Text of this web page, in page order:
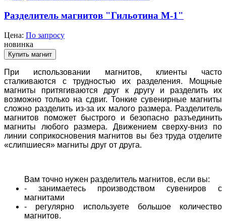
Разделитель магнитов "Гильотина М-1"
Цена: По запросу
новинка
При использовании магнитов, клиенты часто
сталкиваются с трудностью их разделения. Мощные
магниты притягиваются друг к другу и разделить их
возможно только на сдвиг. Тонкие сувенирные магниты
сложно разделить из-за их малого размера. Разделитель
магнитов поможет быстрого и безопасно разъединить
магниты любого размера. Движением сверху-вниз по
линии соприкосновения магнитов вы без труда отделите
«слипшиеся» магниты друг от друга.
Вам точно нужен разделитель магнитов, если вы:
- занимаетесь производством сувениров с
магнитами
- регулярно используете большое количество
магнитов.